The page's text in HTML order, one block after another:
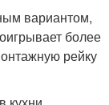
вариантом,
более
рейку